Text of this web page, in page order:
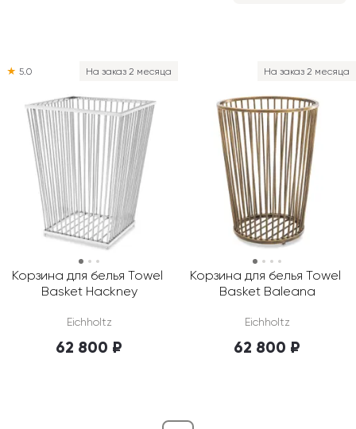
Корзина для белья Towel
Basket Hackney
Eichholtz
62 800 ₽
На заказ 2 месяца
★ 5.0
Корзина для белья Towel
Basket Baleana
Eichholtz
62 800 ₽
На заказ 2 месяца